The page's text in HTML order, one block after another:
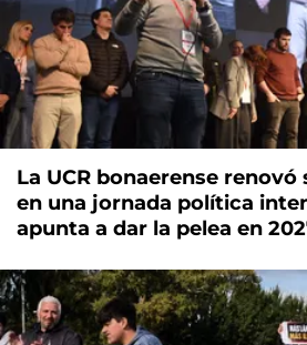
La UCR bonaerense
en una jornada política
apunta a dar la pelea en